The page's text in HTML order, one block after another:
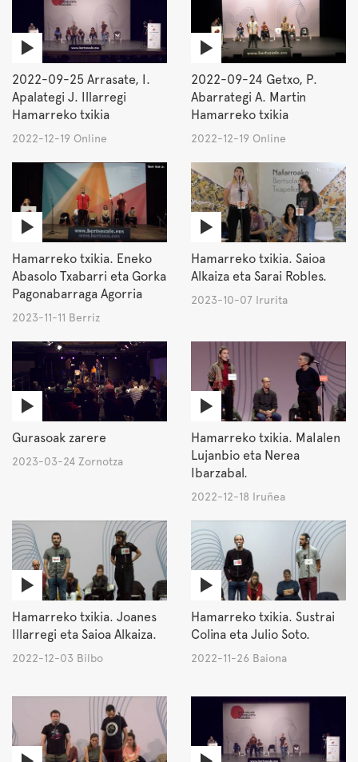
2022-09-25 Arrasate, I.
Apalategi J. Illarregi
Hamarreko txikia
2022-12-19 Online
2022-09-24 Getxo, P.
Abarrategi A. Martin
Hamarreko txikia
2022-12-19 Online
Hamarreko txikia. Eneko
Abasolo Txabarri eta Gorka
Pagonabarraga Agorria
2023-11-11 Berriz
Hamarreko txikia. Saioa
Alkaiza eta Sarai Robles.
2023-10-07 Irurita
Gurasoak zarere
2023-03-24 Zornotza
Hamarreko txikia. MaIalen
Lujanbio eta Nerea
Ibarzabal.
2022-12-18 Iruñea
Hamarreko txikia. Joanes
Illarregi eta Saioa Alkaiza.
2022-12-03 Bilbo
Hamarreko txikia. Sustrai
Colina eta Julio Soto.
2022-11-26 Baiona